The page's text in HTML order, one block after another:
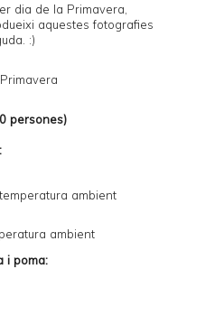
dia de la Primavera,
aquestes fotografies
:)
persones)
ambient
ambient
i poma: